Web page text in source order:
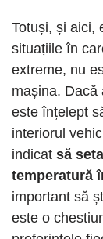
Totuși, și aici,
situațiile în
extreme, nu
mașina. Dacă
este înțelept
interiorul
indicat să
temperatură
important să
este o